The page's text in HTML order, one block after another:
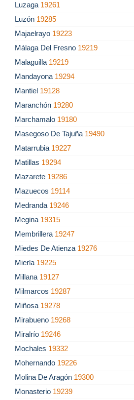
Luzaga 19261
Luzón 19285
Majaelrayo 19223
Málaga Del Fresno 19219
Malaguilla 19219
Mandayona 19294
Mantiel 19128
Maranchón 19280
Marchamalo 19180
Masegoso De Tajuña 19490
Matarrubia 19227
Matillas 19294
Mazarete 19286
Mazuecos 19114
Medranda 19246
Megina 19315
Membrillera 19247
Miedes De Atienza 19276
Mierla 19225
Millana 19127
Milmarcos 19287
Miñosa 19278
Mirabueno 19268
Miralrío 19246
Mochales 19332
Mohernando 19226
Molina De Aragón 19300
Monasterio 19239